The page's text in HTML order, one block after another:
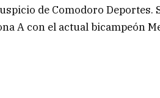
de Comodoro Deportes.
A con el actual bicampeón